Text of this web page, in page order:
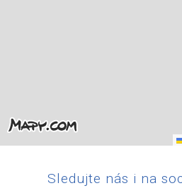
Sledujte nás i na